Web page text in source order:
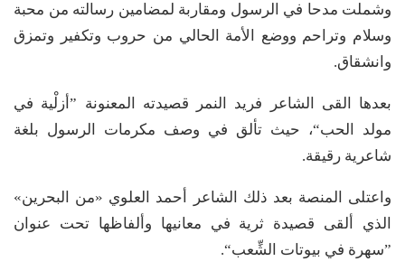
وشملت مدحا في الرسول ومقاربة لمضامين رسالته من محبة
وسلام وتراحم ووضع الأمة الحالي من حروب وتكفير وتمزق
وانشقاق.
بعدها القى الشاعر فريد النمر قصيدته المعنونة ”أزلْية في
مولد الحب“، حيث تألق في وصف مكرمات الرسول بلغة
شاعرية رقيقة.
واعتلى المنصة بعد ذلك الشاعر أحمد العلوي «من البحرين»
الذي ألقى قصيدة ثرية في معانيها وألفاظها تحت عنوان
”سهرة في بيوتات الشِّعب“.